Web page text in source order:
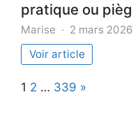
pratique ou
Marise 2 mars 2026
Voir article
Page:
1 2 … 339 Next
»